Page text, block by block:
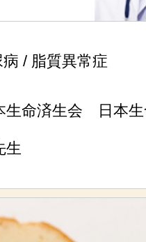
/ 脂質異常症
生命済生会 日本
生